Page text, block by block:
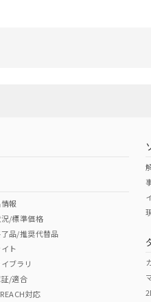
報
/標準価格
品/推奨代替品
ト
ブラリ
/適合
対応
お客様が当ウェブサイト上で
が、当社の製品・サービスに